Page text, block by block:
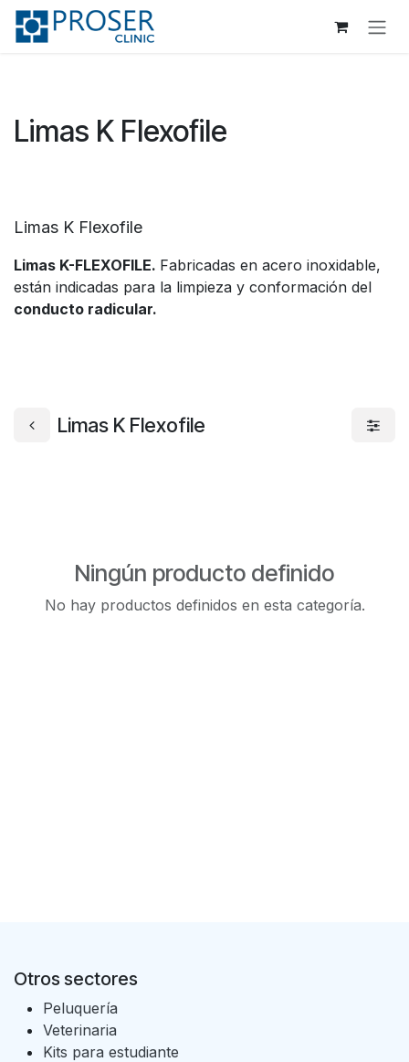
Ir al contenido
Limas K Flexofile
Limas K Flexofile
Limas K-FLEXOFILE. Fabricadas en acero inoxidable,
están indicadas para la limpieza y conformación del
conducto radicular.
Limas K Flexofile
Ningún producto definido
No hay productos definidos en esta categoría.
Otros sectores
Peluquería
Veterinaria
Kits para estudiante